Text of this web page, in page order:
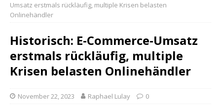
Umsatz erstmals rückläufig, multiple Krisen belasten
Onlinehändler
Historisch: E-Commerce-Umsatz
erstmals rückläufig, multiple
Krisen belasten Onlinehändler
November 22, 2023 Raphael Lulay 0